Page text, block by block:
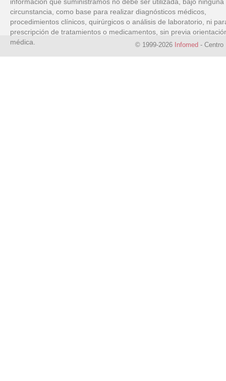
información que suministramos no debe ser utilizada, bajo ninguna
circunstancia, como base para realizar diagnósticos médicos,
procedimientos clínicos, quirúrgicos o análisis de laboratorio, ni
prescripción de tratamientos o medicamentos, sin previa
médica.
© 1999-2026 Infomed - Centro